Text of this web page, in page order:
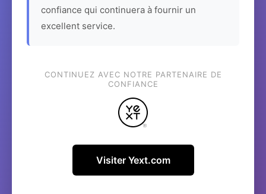
confiance qui continuera à fournir un
excellent service.
CONTINUEZ AVEC NOTRE PARTENAIRE DE
CONFIANCE
Visiter Yext.com